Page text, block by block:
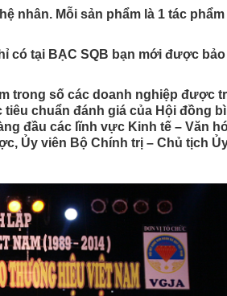
nhân. Mỗi sản phẩm là 1 tác phẩm
có tại BẠC SQB bạn mới được bảo
trong số các doanh nghiệp được
chuẩn đánh giá của Hội đồng
đầu các lĩnh vực Kinh tế – Văn
Ủy viên Bộ Chính trị – Chủ tịch